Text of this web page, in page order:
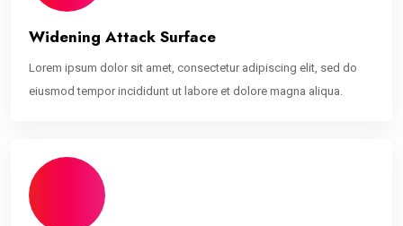
Widening Attack Surface
Lorem ipsum dolor sit amet, consectetur adipiscing elit, sed do
eiusmod tempor incididunt ut labore et dolore magna aliqua.